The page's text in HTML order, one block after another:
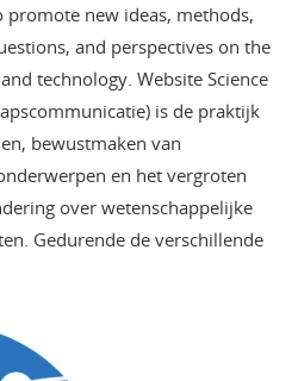
promote new ideas, methods,
and perspectives on the
technology. Website Science
is de praktijk
bewustmaken van
en het vergroten
over wetenschappelijke
Gedurende de verschillende